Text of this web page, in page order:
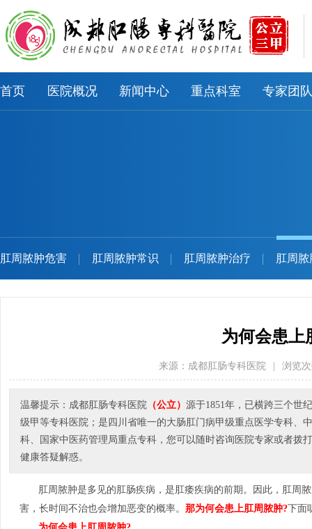
首页 医院概况 新闻中心 重点科室 专家团队
肛周脓肿危害 肛周脓肿常识 肛周脓肿治疗 肛周
为何会患上
来源：成都肛肠专科医院 浏览
温馨提示：成都肛肠专科医院 （公立） 源于1851年，已横跨三个世
级甲等专科医院；是四川省唯一的大肠肛门病甲级重点医学专科、
科、国家中医药管理局重点专科，您可以随时咨询医院专家或者拨
健康答疑解惑。
肛周脓肿是多见的肛肠疾病，是肛痿疾病的前期。因此，肛周
害，长时间不治也会增加恶变的概率。 那为何会患上肛周脓肿?下面